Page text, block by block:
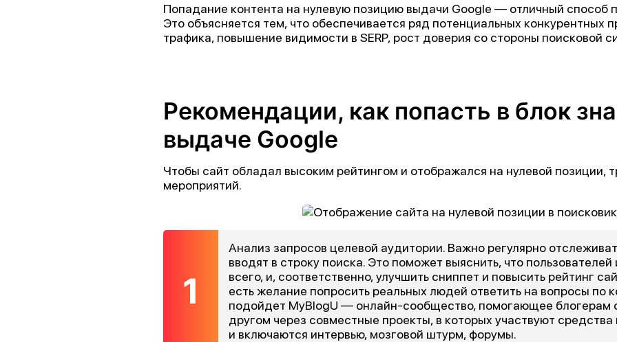
Попадание контента на нулевую позицию выдачи Google — отличный способ
Это объясняется тем, что обеспечивается ряд потенциальных конкурентных
трафика, повышение видимости в SERP, рост доверия со стороны поисковой
Рекомендации, как попасть в блок
выдаче Google
Чтобы сайт обладал высоким рейтингом и отображался на нулевой позиции,
мероприятий.
Анализ запросов целевой аудитории. Важно регулярно
вводят в строку поиска. Это поможет выяснить, что
всего, и, соответственно, улучшить сниппет и повысить рейтинг
есть желание попросить реальных людей ответить на вопросы по
подойдет MyBlogU — онлайн-сообщество, помогающее блогерам
другом через совместные проекты, в которых участвуют
и включаются интервью, мозговой штурм, форумы.